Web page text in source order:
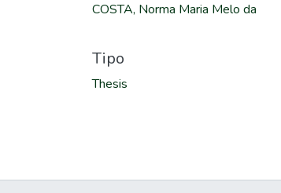
COSTA, Norma Maria Melo da
Tipo
Thesis